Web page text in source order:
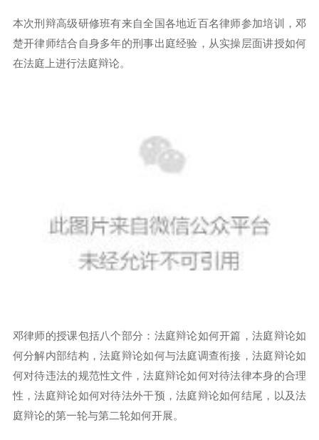
本次刑辩高级研修班有来自全国各地近百名律师参加培训，邓
楚开律师结合自身多年的刑事出庭经验，从实操层面讲授如何
在法庭上进行法庭辩论。
邓律师的授课包括八个部分：法庭辩论如何开篇，法庭辩论如
何分解内部结构，法庭辩论如何与法庭调查衔接，法庭辩论如
何对待违法的规范性文件，法庭辩论如何对待法律本身的合理
性，法庭辩论如何对待法外干预，法庭辩论如何结尾，以及法
庭辩论的第一轮与第二轮如何开展。